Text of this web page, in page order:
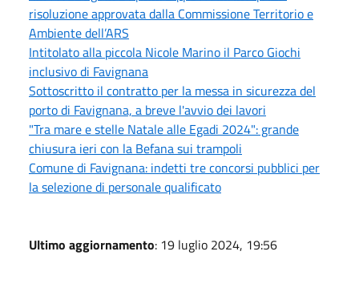
risoluzione approvata dalla Commissione Territorio e
Ambiente dell’ARS
Intitolato alla piccola Nicole Marino il Parco Giochi
inclusivo di Favignana
Sottoscritto il contratto per la messa in sicurezza del
porto di Favignana, a breve l'avvio dei lavori
"Tra mare e stelle Natale alle Egadi 2024": grande
chiusura ieri con la Befana sui trampoli
Comune di Favignana: indetti tre concorsi pubblici per
la selezione di personale qualificato
Ultimo aggiornamento: 19 luglio 2024, 19:56